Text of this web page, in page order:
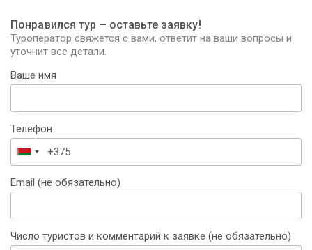
Понравился тур – оставьте заявку!
Туроператор свяжется с вами, ответит на ваши вопросы и
уточнит все детали.
Ваше имя
Телефон
Беларусь
+375
Email (не обязательно)
Число туристов и комментарий к заявке (не обязательно)